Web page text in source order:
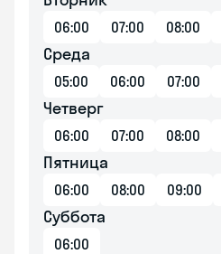
06:00 07:00 08:00
Среда
05:00 06:00 07:00
Четверг
06:00 07:00 08:00
Пятница
06:00 08:00 09:00
Суббота
06:00